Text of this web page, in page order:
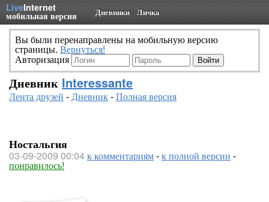
LiveInternet
мобильная версия Дневники Личка
Вы были перенаправлены на мобильную версию
страницы. Вернуться!
Авторизация
Дневник Interessante
Лента друзей -Дневник-Полная версия
Ностальгия
03-09-2009 00:04к комментариям-к полной версии -
понравилось!